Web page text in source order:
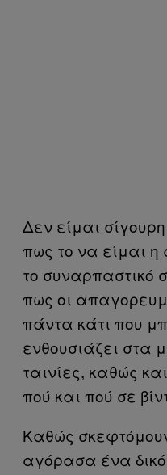
Δεν είμαι
πως το να είμαι
το συναρπαστικό
πως οι
πάντα κάτι που
ενθουσιάζει στα
ταινίες, καθώς
πού και πού σε
Καθώς
αγόρασα ένα δικό